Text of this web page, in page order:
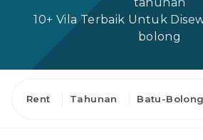
10+ Vila Terbaik Untuk
bolong
Rent Tahunan Batu-Bolong